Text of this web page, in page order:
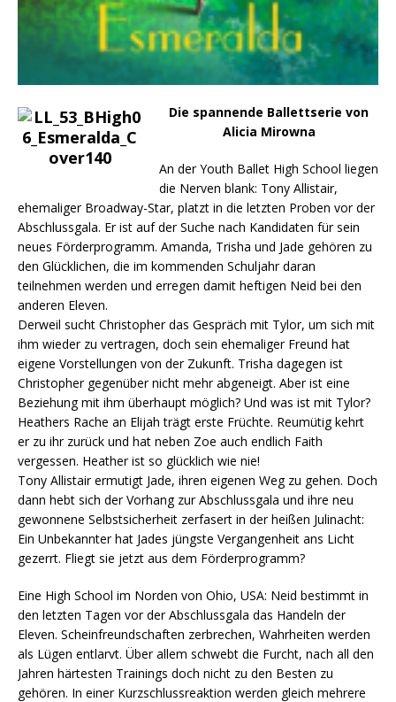
Die spannende Ballettserie von
Alicia Mirowna
An der Youth Ballet High School liegen
die Nerven blank: Tony Allistair,
ehemaliger Broadway-Star, platzt in die letzten Proben vor der
Abschlussgala. Er ist auf der Suche nach Kandidaten für sein
neues Förderprogramm. Amanda, Trisha und Jade gehören zu
den Glücklichen, die im kommenden Schuljahr daran
teilnehmen werden und erregen damit heftigen Neid bei den
anderen Eleven.
Derweil sucht Christopher das Gespräch mit Tylor, um sich mit
ihm wieder zu vertragen, doch sein ehemaliger Freund hat
eigene Vorstellungen von der Zukunft. Trisha dagegen ist
Christopher gegenüber nicht mehr abgeneigt. Aber ist eine
Beziehung mit ihm überhaupt möglich? Und was ist mit Tylor?
Heathers Rache an Elijah trägt erste Früchte. Reumütig kehrt
er zu ihr zurück und hat neben Zoe auch endlich Faith
vergessen. Heather ist so glücklich wie nie!
Tony Allistair ermutigt Jade, ihren eigenen Weg zu gehen. Doch
dann hebt sich der Vorhang zur Abschlussgala und ihre neu
gewonnene Selbstsicherheit zerfasert in der heißen Julinacht:
Ein Unbekannter hat Jades jüngste Vergangenheit ans Licht
gezerrt. Fliegt sie jetzt aus dem Förderprogramm?
Eine High School im Norden von Ohio, USA: Neid bestimmt in
den letzten Tagen vor der Abschlussgala das Handeln der
Eleven. Scheinfreundschaften zerbrechen, Wahrheiten werden
als Lügen entlarvt. Über allem schwebt die Furcht, nach all den
Jahren härtesten Trainings doch nicht zu den Besten zu
gehören. In einer Kurzschlussreaktion werden gleich mehrere